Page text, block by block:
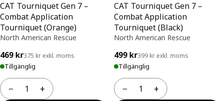
CAT Tourniquet Gen 7 –
Combat Application
Tourniquet (Orange)
North American Rescue
469 kr375 kr exkl. moms
Tillgänglig
−
Antal +
CAT Tourniquet Gen 7 –
Combat Application
Tourniquet (Black)
North American Rescue
499 kr399 kr exkl. moms
Tillgänglig
−
Antal +